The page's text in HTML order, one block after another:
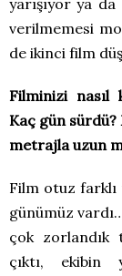
yarışıyor ya
verilmemesi
de ikinci film
Filminizi nasıl
Kaç gün sürdü?
metrajla uzun
Film otuz
günümüz
çok
çıktı, ekibin